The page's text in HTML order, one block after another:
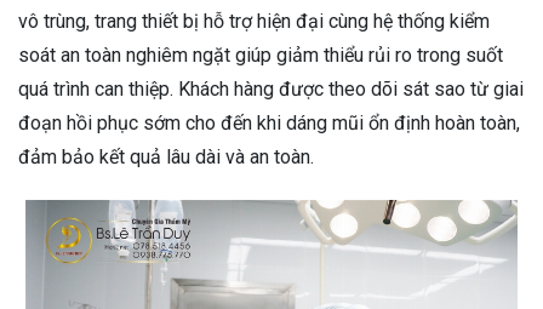
vô trùng, trang thiết bị hỗ trợ hiện đại cùng hệ thống kiểm
soát an toàn nghiêm ngặt giúp giảm thiểu rủi ro trong suốt
quá trình can thiệp. Khách hàng được theo dõi sát sao từ giai
đoạn hồi phục sớm cho đến khi dáng mũi ổn định hoàn toàn,
đảm bảo kết quả lâu dài và an toàn.